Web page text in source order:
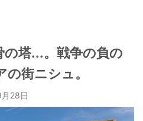
の塔...。戦争の負の
街ニシュ。
28日